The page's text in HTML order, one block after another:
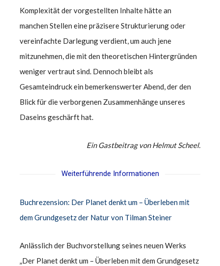
Komplexität der vorgestellten Inhalte hätte an
manchen Stellen eine präzisere Strukturierung oder
vereinfachte Darlegung verdient, um auch jene
mitzunehmen, die mit den theoretischen Hintergründen
weniger vertraut sind. Dennoch bleibt als
Gesamteindruck ein bemerkenswerter Abend, der den
Blick für die verborgenen Zusammenhänge unseres
Daseins geschärft hat.
Ein Gastbeitrag von Helmut Scheel.
Weiterführende Informationen
Buchrezension: Der Planet denkt um – Überleben mit
dem Grundgesetz der Natur von Tilman Steiner
Anlässlich der Buchvorstellung seines neuen Werks
„Der Planet denkt um – Überleben mit dem Grundgesetz